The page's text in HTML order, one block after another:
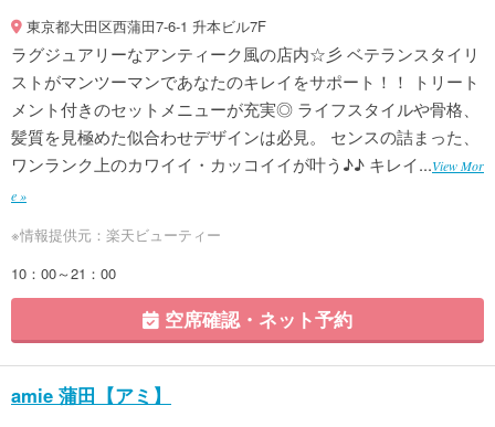
東京都大田区西蒲田7-6-1 升本ビル7F
ラグジュアリーなアンティーク風の店内☆彡 ベテランスタイリ
ストがマンツーマンであなたのキレイをサポート！！ トリート
メント付きのセットメニューが充実◎ ライフスタイルや骨格、
髪質を見極めた似合わせデザインは必見。 センスの詰まった、
ワンランク上のカワイイ・カッコイイが叶う♪♪ キレイ...View Mor
e »
※情報提供元：楽天ビューティー
10：00～21：00
空席確認・ネット予約
amie 蒲田【アミ】